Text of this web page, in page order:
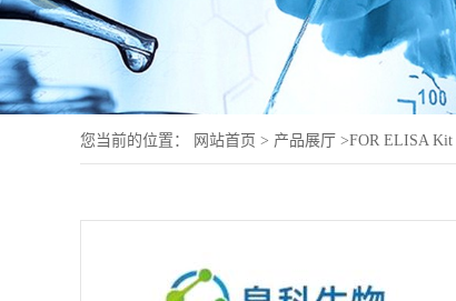
您当前的位置： 网站首页 > 产品展厅 >FOR ELISA Kit